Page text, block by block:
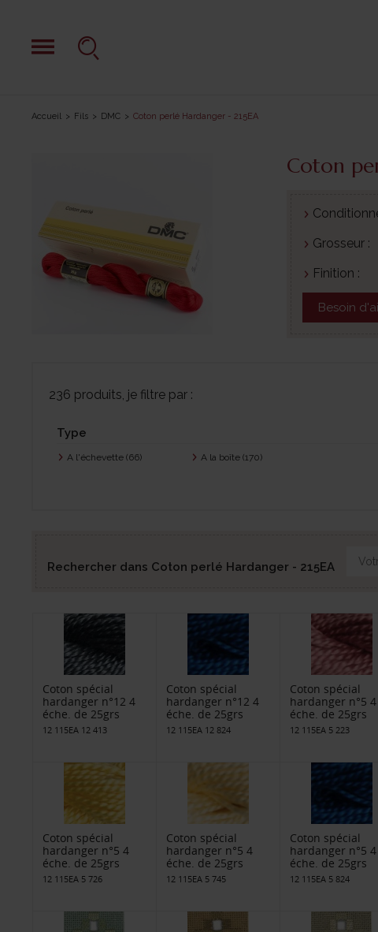
Accueil Fils DMC Coton perlé Hardanger - 215EA
Coton
Grosseur :
Finition :
Besoin
236 produits, je filtre par :
Type
A l'échevette (66) A la boîte (170)
Rechercher dans Coton perlé Hardanger - 215EA
Coton spécial
hardanger n°12 4
éche. de 25grs
12 115EA 12 413
Coton spécial
hardanger n°12 4
éche. de 25grs
12 115EA 12 824
Coton spécial
hardanger n°5 4
éche. de 25grs
12 115EA 5 223
Coton spécial
hardanger n°5 4
éche. de 25grs
12 115EA 5 726
Coton spécial
hardanger n°5 4
éche. de 25grs
12 115EA 5 745
Coton spécial
hardanger n°5 4
éche. de 25grs
12 115EA 5 824